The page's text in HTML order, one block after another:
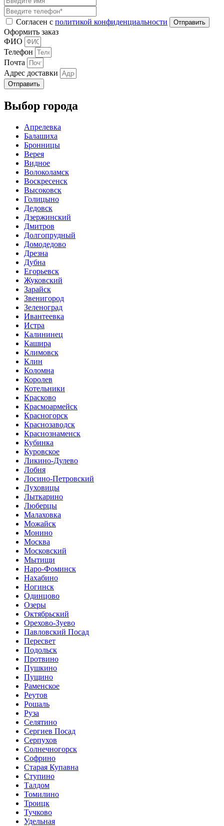
Согласен с политикой конфиденциальности
Оформить заказ
ФИО
Телефон
Почта
Адрес доставки
Отправить
Выбор города
Апрелевка
Балашиха
Бронницы
Верея
Видное
Волоколамск
Воскресенск
Высоковск
Голицыно
Дедовск
Дзержинский
Дмитров
Долгопрудный
Домодедово
Дрезна
Дубна
Егорьевск
Жуковский
Зарайск
Звенигород
Зеленоград
Ивантеевка
Истра
Калининец
Кашира
Климовск
Клин
Коломна
Королев
Котельники
Красково
Красмоармейск
Красногорск
Краснозаводск
Краснознаменск
Кубинка
Куровское
Ликино-Дулево
Лобня
Лосино-Петровский
Луховицы
Лыткарино
Люберцы
Малаховка
Можайск
Монино
Москва
Московский
Мытищи
Наро-Фоминск
Нахабино
Ногинск
Одинцово
Озеры
Октябрьский
Орехово-Зуево
Павловский Посад
Пересвет
Подольск
Протвино
Пушкино
Пущино
Раменское
Реутов
Рошаль
Руза
Селятино
Сергиев Посад
Серпухов
Солнечногорск
Софрино
Старая Купавна
Ступино
Талдом
Томилино
Троицк
Тучково
Удельная